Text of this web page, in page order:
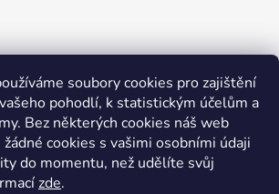
soubory cookies pro zajištění
pohodlí, k statistickým účelům a
Bez některých cookies náš web
cookies s vašimi osobními údaji
do momentu, než udělíte svůj
zde.
prodejna Barefoot Plzeň